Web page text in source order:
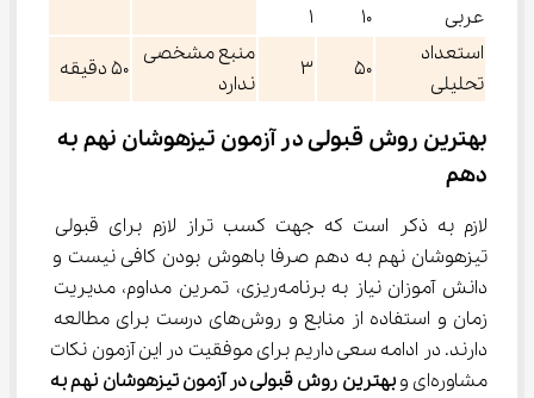
عربی 10
1
استعداد
تحلیلی
50
3
منبع مشخصی
ندارد
50 دقیقه
بهترین روش قبولی در آزمون تیزهوشان نهم به
دهم
لازم به ذکر است که جهت کسب تراز لازم برای قبولی
تیزهوشان نهم به دهم صرفا باهوش بودن کافی نیست و
دانش آموزان نیاز به برنامه‌ریزی، تمرین مداوم، مدیریت
زمان و استفاده از منابع و روش‌های درست برای مطالعه
دارند. در ادامه سعی داریم برای موفقیت در این آزمون نکات
مشاوره‌ای و
بهترین روش قبولی در آزمون تیزهوشان نهم به